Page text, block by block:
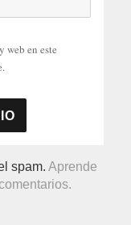
web en este
spam.Aprende